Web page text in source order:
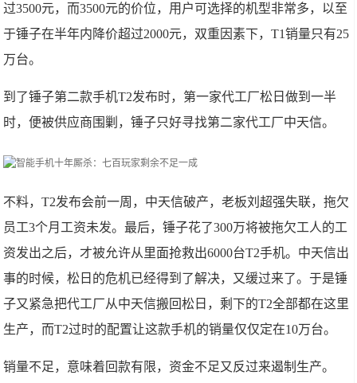
过3500元，而3500元的价位，用户可选择的机型非常多，以至
于锤子在半年内降价超过2000元，双重因素下，T1销量只有25
万台。
到了锤子第二款手机T2发布时，第一家代工厂松日做到一半
时，便被供应商围剿，锤子只好寻找第二家代工厂中天信。
不料，T2发布会前一周，中天信破产，老板刘超强失联，拖欠
员工3个月工资未发。最后，锤子花了300万将被拖欠工人的工
资发出之后，才被允许从里面抢救出6000台T2手机。中天信出
事的时候，松日的危机已经得到了解决，又缓过来了。于是锤
子又紧急把代工厂从中天信搬回松日，剩下的T2全部都在这里
生产，而T2过时的配置让这款手机的销量仅仅定在10万台。
销量不足，意味着回款有限，资金不足又反过来遏制生产。